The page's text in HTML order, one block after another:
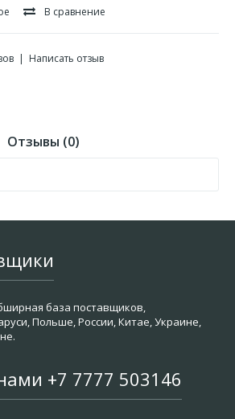
В сравнение
| Написать отзыв
Отзывы (0)
база поставщиков,
Польше, России, Китае, Украине,
+7 7777 503146